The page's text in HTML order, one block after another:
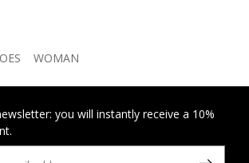
WOMAN
you will instantly receive a 10%